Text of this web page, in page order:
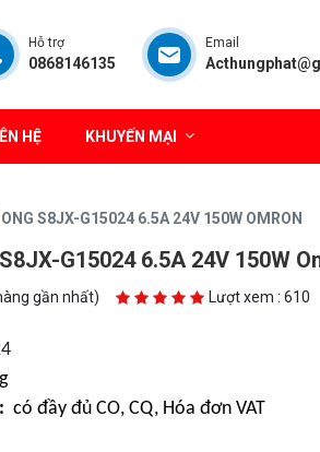
Hỗ trợ
0868146135
Email
HỆ KHUYẾN MẠI
S8JX-G15024 6.5A 24V 150W OMRON
G15024 6.5A 24V 150W
gần nhất) Lượt xem : 610
có đầy đủ CO, CQ, Hóa đơn VAT